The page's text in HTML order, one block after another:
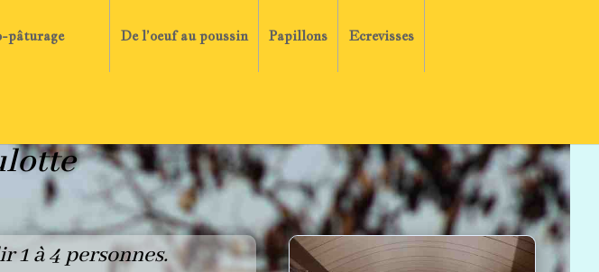
pâturage De l’oeuf au poussin Papillons Ecrevisses
1 à 4 personnes.